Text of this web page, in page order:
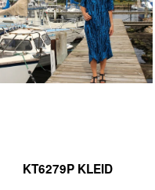
KT6279P KLEID